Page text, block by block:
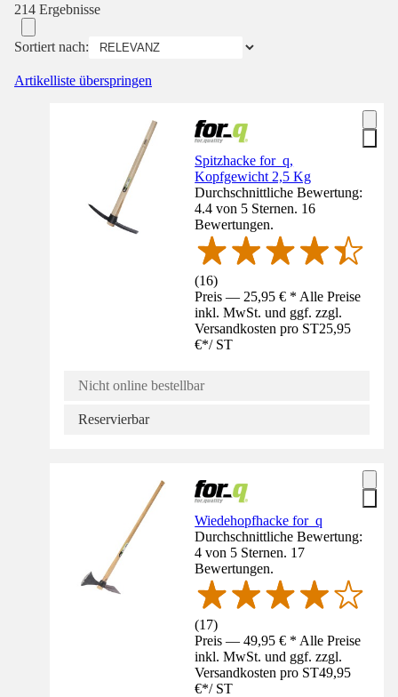
214 Ergebnisse
Sortiert nach:
Artikelliste überspringen
Spitzhacke for_q,
Kopfgewicht 2,5 Kg
Durchschnittliche Bewertung:
4.4 von 5 Sternen. 16
Bewertungen.
(16)
Preis — 25,95 € * Alle Preise
inkl. MwSt. und ggf. zzgl.
Versandkosten pro ST25,95
€*/ ST
Nicht online bestellbar
Reservierbar
Wiedehopfhacke for_q
Durchschnittliche Bewertung:
4 von 5 Sternen. 17
Bewertungen.
(17)
Preis — 49,95 € * Alle Preise
inkl. MwSt. und ggf. zzgl.
Versandkosten pro ST49,95
€*/ ST